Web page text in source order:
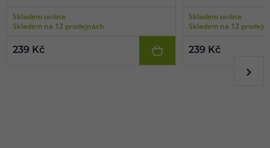
Skladem online
Skladem na 12 prodejnách
239 Kč
Skladem online
Skladem na 12
239 Kč